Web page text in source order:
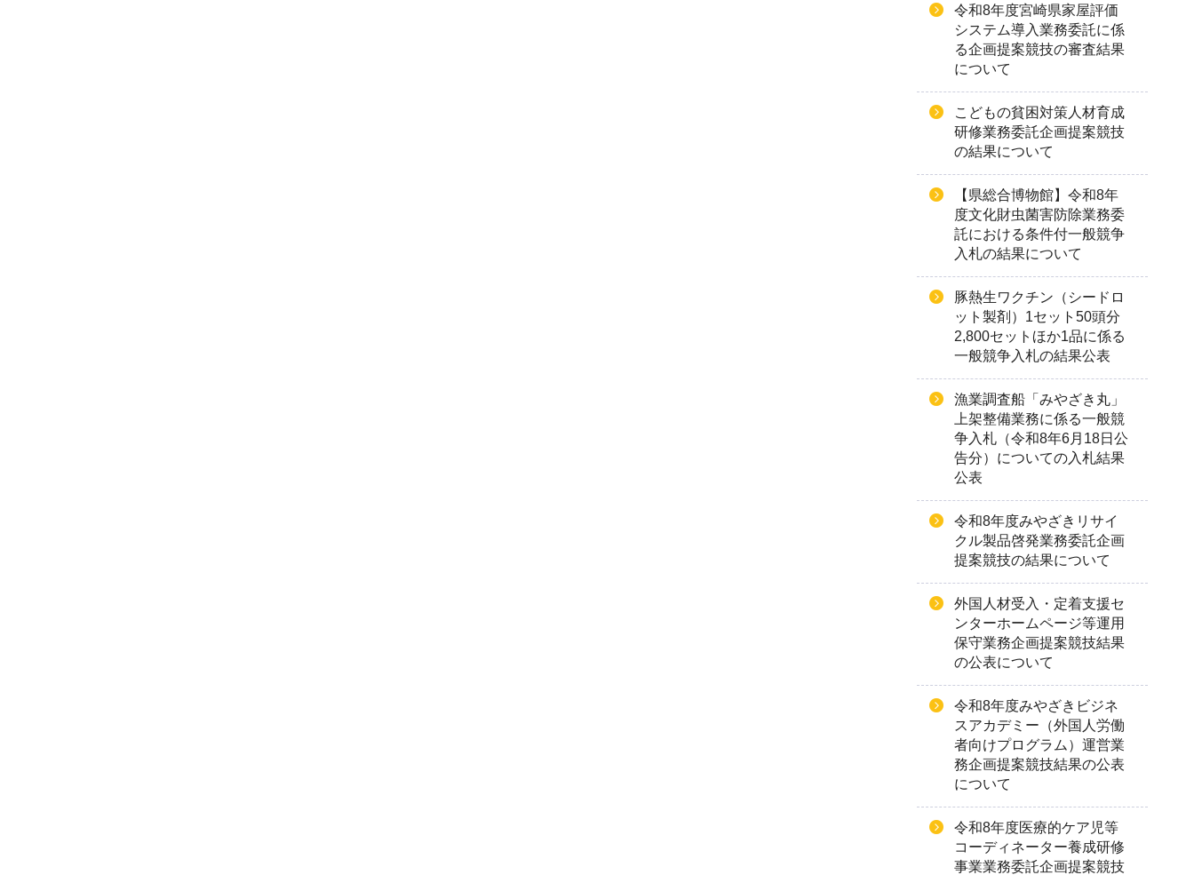
令和8年度宮崎県家屋評価
システム導入業務委託に係
る企画提案競技の審査結果
について
こどもの貧困対策人材育成
研修業務委託企画提案競技
の結果について
【県総合博物館】令和8年
度文化財虫菌害防除業務委
託における条件付一般競争
入札の結果について
豚熱生ワクチン（シードロ
ット製剤）1セット50頭分
2,800セットほか1品に係る
一般競争入札の結果公表
漁業調査船「みやざき丸」
上架整備業務に係る一般競
争入札（令和8年6月18日公
告分）についての入札結果
公表
令和8年度みやざきリサイ
クル製品啓発業務委託企画
提案競技の結果について
外国人材受入・定着支援セ
ンターホームページ等運用
保守業務企画提案競技結果
の公表について
令和8年度みやざきビジネ
スアカデミー（外国人労働
者向けプログラム）運営業
務企画提案競技結果の公表
について
令和8年度医療的ケア児等
コーディネーター養成研修
事業業務委託企画提案競技